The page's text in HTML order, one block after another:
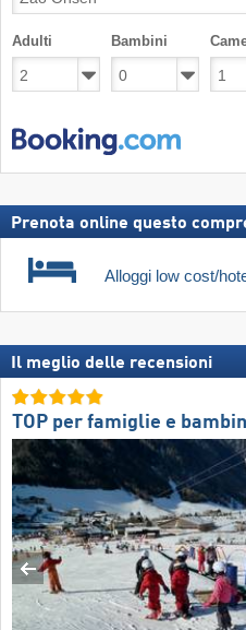
Adulti Bambini
Prenota online questo
Alloggi low cost/
Il meglio delle recensioni
TOP per famiglie e